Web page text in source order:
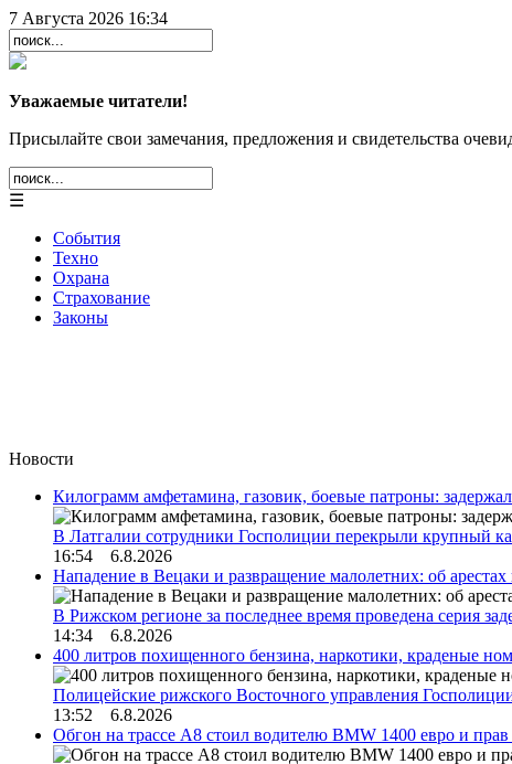
7 Августа 2026 16:34
Уважаемые читатели!
Присылайте свои замечания, предложения и свидетельства
☰
События
Техно
Охрана
Страхование
Законы
Новости
Килограмм амфетамина, газовик, боевые патроны:
В Латгалии сотрудники Госполиции перекрыли крупный
16:54 6.8.2026
Нападение в Вецаки и развращение малолетних: об
В Рижском регионе за последнее время проведена серия
14:34 6.8.2026
400 литров похищенного бензина, наркотики, краденые
Полицейские рижского Восточного управления
13:52 6.8.2026
Обгон на трассе А8 стоил водителю BMW 1400 евро и прав